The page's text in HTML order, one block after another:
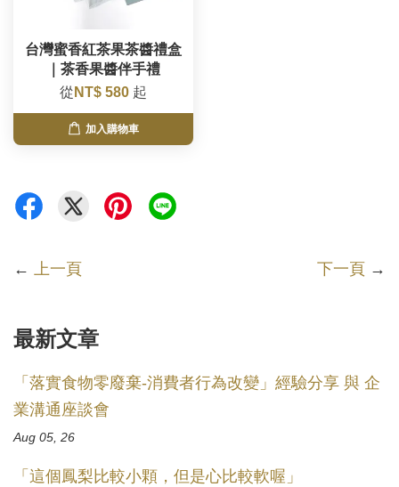
台灣蜜香紅茶果茶醬禮盒
｜茶香果醬伴手禮
從 NT$ 580 起
加入購物車
← 上一頁 下一頁 →
最新文章
「落實食物零廢棄-消費者行為改變」經驗分享 與 企
業溝通座談會
Aug 05, 26
「這個鳳梨比較小顆，但是心比較軟喔」